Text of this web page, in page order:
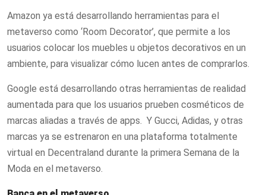
Amazon ya está desarrollando herramientas para el
metaverso como ‘Room Decorator’, que permite a los
usuarios colocar los muebles u objetos decorativos en un
ambiente, para visualizar cómo lucen antes de comprarlos.
Google está desarrollando otras herramientas de realidad
aumentada para que los usuarios prueben cosméticos de
marcas aliadas a través de apps. Y Gucci, Adidas, y otras
marcas ya se estrenaron en una plataforma totalmente
virtual en Decentraland durante la primera Semana de la
Moda en el metaverso.